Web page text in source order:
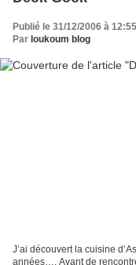
Publié le 31/12/2006 à 12:55
Par loukoum blog
J’ai découvert la cuisine
années…. Avant de